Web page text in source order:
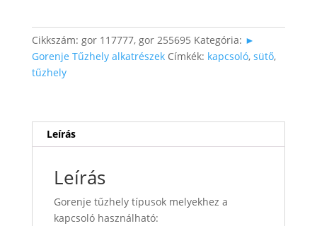
Cikkszám: gor 117777, gor 255695 Kategória: ►
Gorenje Tűzhely alkatrészek Címkék: kapcsoló, sütő,
tűzhely
Leírás
Leírás
Gorenje tűzhely típusok melyekhez a
kapcsoló használható: